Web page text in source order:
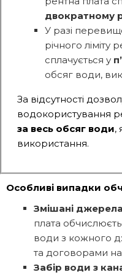
двократному
У разі
річного ліміту
сплачується у
обсяг води,
За відсутності
водокористування
за весь обсяг води,
використання.
Особливі випадки
Змішані
плата
води з кожного
та договорами
Забір води з